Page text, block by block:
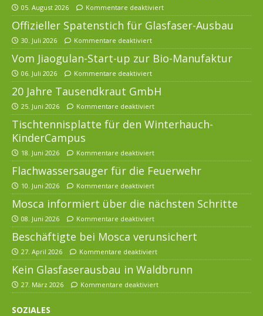
05. August 2026 Kommentare deaktiviert
Offizieller Spatenstich für Glasfaser-Ausbau
30. Juli 2026 Kommentare deaktiviert
Vom Jiaogulan-Start-up zur Bio-Manufaktur
06. Juli 2026 Kommentare deaktiviert
20 Jahre Tausendkraut GmbH
25. Juni 2026 Kommentare deaktiviert
Tischtennisplatte für den Winterhauch-
KinderCampus
18. Juni 2026 Kommentare deaktiviert
Flachwassersauger für die Feuerwehr
10. Juni 2026 Kommentare deaktiviert
Mosca informiert über die nächsten Schritte
08. Juni 2026 Kommentare deaktiviert
Beschäftigte bei Mosca verunsichert
27. April 2026 Kommentare deaktiviert
Kein Glasfaserausbau in Waldbrunn
27. März 2026 Kommentare deaktiviert
SOZIALES